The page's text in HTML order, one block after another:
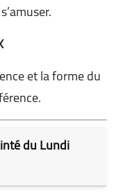
et la forme du
du Lundi